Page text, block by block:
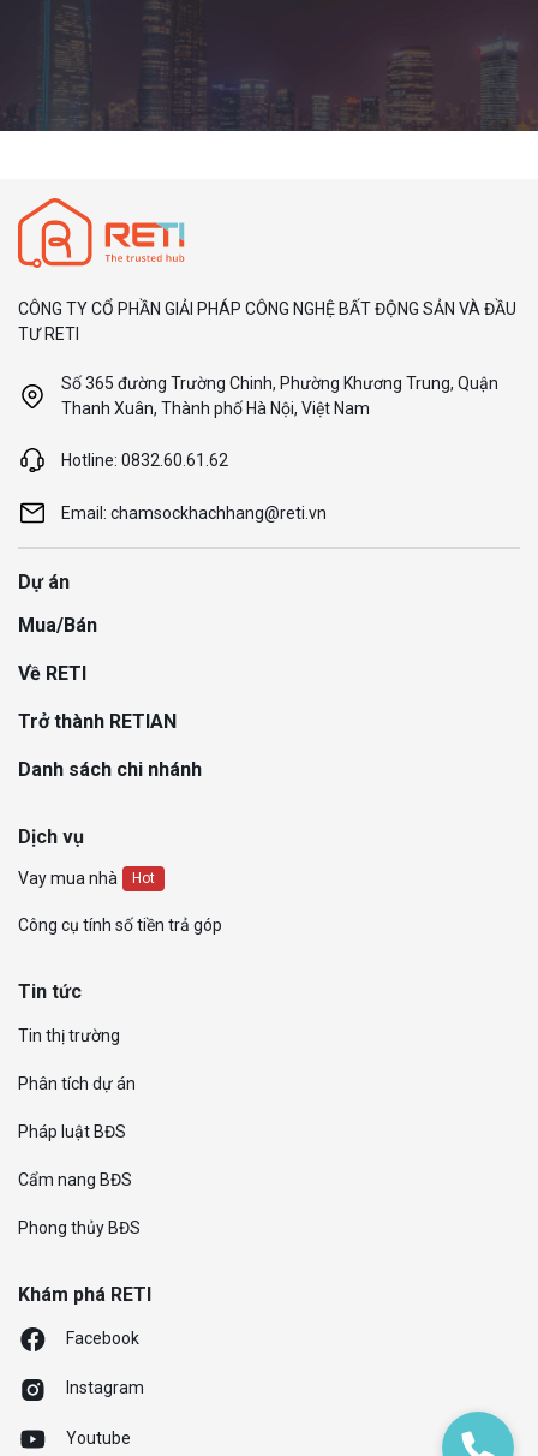
CÔNG TY CỔ PHẦN GIẢI PHÁP CÔNG NGHỆ BẤT ĐỘNG SẢN VÀ ĐẦU
TƯ RETI
Số 365 đường Trường Chinh, Phường Khương Trung, Quận
Thanh Xuân, Thành phố Hà Nội, Việt Nam
Hotline: 0832.60.61.62
Email: chamsockhachhang@reti.vn
Dự án
Mua/Bán
Về RETI
Trở thành RETIAN
Danh sách chi nhánh
Dịch vụ
Vay mua nhà Hot
Công cụ tính số tiền trả góp
Tin tức
Tin thị trường
Phân tích dự án
Pháp luật BĐS
Cẩm nang BĐS
Phong thủy BĐS
Khám phá RETI
Facebook
Instagram
Youtube